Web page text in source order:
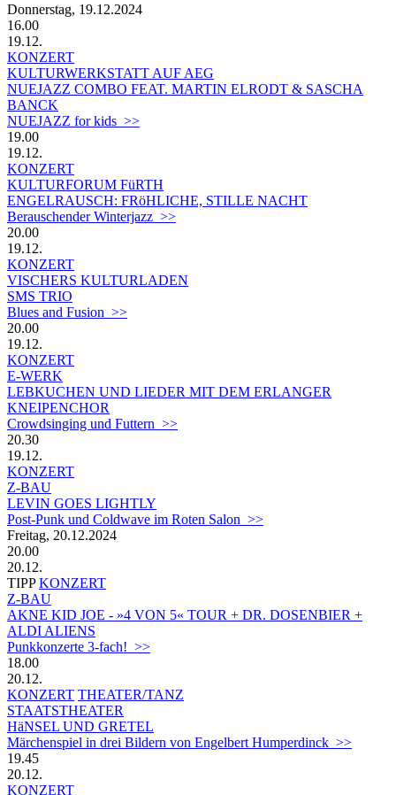
Donnerstag, 19.12.2024
16.00
19.12.
KONZERT
KULTURWERKSTATT AUF AEG
NUEJAZZ COMBO FEAT. MARTIN ELRODT & SASCHA
BANCK
NUEJAZZ for kids >>
19.00
19.12.
KONZERT
KULTURFORUM FüRTH
ENGELRAUSCH: FRöHLICHE, STILLE NACHT
Berauschender Winterjazz >>
20.00
19.12.
KONZERT
VISCHERS KULTURLADEN
SMS TRIO
Blues and Fusion >>
20.00
19.12.
KONZERT
E-WERK
LEBKUCHEN UND LIEDER MIT DEM ERLANGER
KNEIPENCHOR
Crowdsinging und Futtern >>
20.30
19.12.
KONZERT
Z-BAU
LEVIN GOES LIGHTLY
Post-Punk und Coldwave im Roten Salon >>
Freitag, 20.12.2024
20.00
20.12.
TIPP KONZERT
Z-BAU
AKNE KID JOE - »4 VON 5« TOUR + DR. DOSENBIER +
ALDI ALIENS
Punkkonzerte 3-fach! >>
18.00
20.12.
KONZERT THEATER/TANZ
STAATSTHEATER
HäNSEL UND GRETEL
Märchenspiel in drei Bildern von Engelbert Humperdinck >>
19.45
20.12.
KONZERT